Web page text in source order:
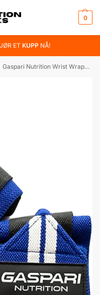
0
ETKUPP NÅ!
Gaspari Nutrition Wrist Wraps – Blue